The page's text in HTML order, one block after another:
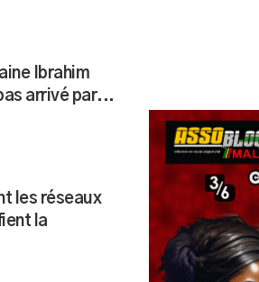
Ibrahim
arrivé par...
les réseaux
la